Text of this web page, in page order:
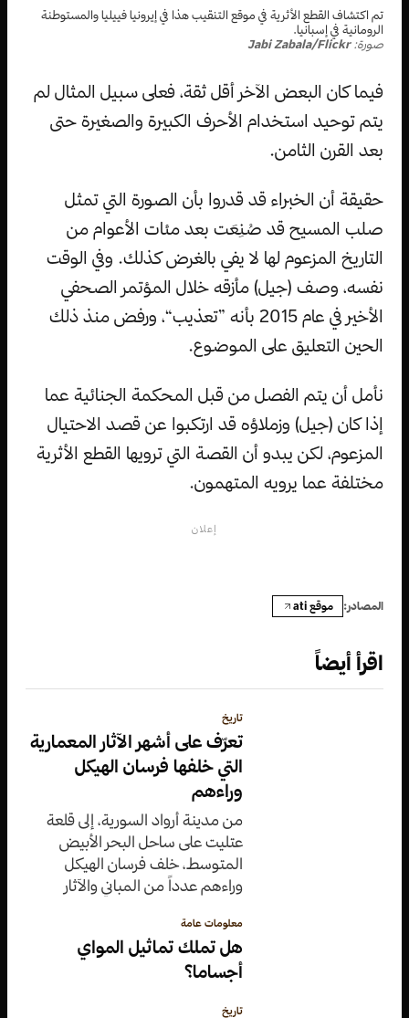
تم اكتشاف القطع الأثرية في موقع التنقيب هذا في إيرونيا فييليا والمستوطنة
الرومانية في إسبانيا.
صورة:Jabi Zabala/Flickr
فيما كان البعض الآخر أقل ثقة، فعلى سبيل المثال لم
يتم توحيد استخدام الأحرف الكبيرة والصغيرة حتى
بعد القرن الثامن.
حقيقة أن الخبراء قد قدروا بأن الصورة التي تمثل
صلب المسيح قد صُنِعَت بعد مئات الأعوام من
التاريخ المزعوم لها لا يفي بالغرض كذلك. وفي الوقت
نفسه، وصف (جيل) مأزقه خلال المؤتمر الصحفي
الأخير في عام 2015 بأنه ”تعذيب“، ورفض منذ ذلك
الحين التعليق على الموضوع.
نأمل أن يتم الفصل من قبل المحكمة الجنائية عما
إذا كان (جيل) وزملاؤه قد ارتكبوا عن قصد الاحتيال
المزعوم، لكن يبدو أن القصة التي ترويها القطع الأثرية
مختلفة عما يرويه المتهمون.
إعلان
المصادر: موقع ati
اقرأ أيضاً
تاريخ
تعرّف على أشهر الآثار المعمارية
التي خلفها فرسان الهيكل
وراءهم
من مدينة أرواد السورية، إلى قلعة
عتليت على ساحل البحر الأبيض
المتوسط، خلف فرسان الهيكل
وراءهم عدداً من المباني والآثار
حتى يومنا.
معلومات عامة
هل تملك تماثيل المواي
أجساما؟
تاريخ